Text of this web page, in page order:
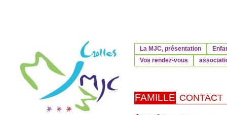
La MJC, présentation
Vos rendez-vous
FAMILLE CONTACT